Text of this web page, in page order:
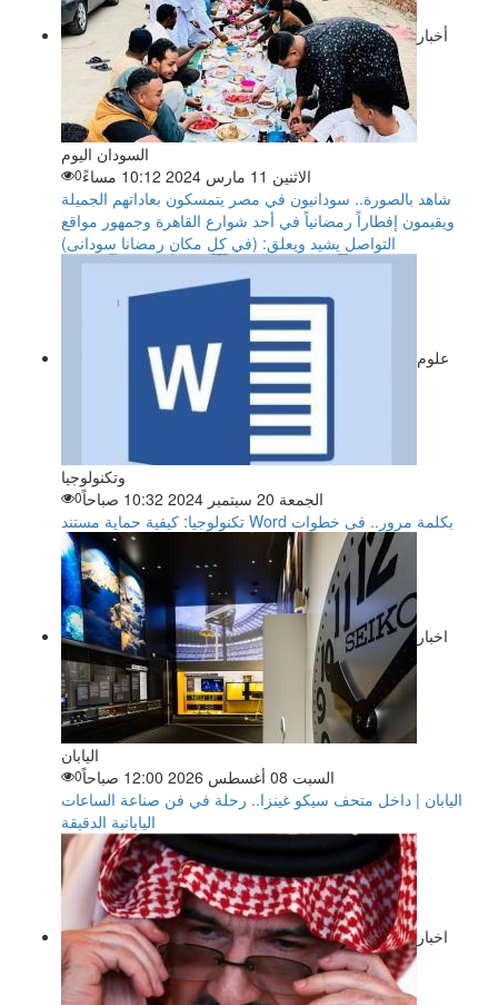
أخبار
السودان اليوم
الاثنين 11 مارس 2024 10:12 مساءً
0
شاهد بالصورة.. سودانيون في مصر يتمسكون بعاداتهم الجميلة
ويقيمون إفطاراً رمضانياً في أحد شوارع القاهرة وجمهور مواقع
التواصل يشيد ويعلق: (في كل مكان رمضانا سودانى)
علوم
وتكنولوجيا
الجمعة 20 سبتمبر 2024 10:32 صباحاً
0
تكنولوجيا: كيفية حماية مستند Word بكلمة مرور.. فى خطوات
اخبار
اليابان
السبت 08 أغسطس 2026 12:00 صباحاً
0
اليابان | داخل متحف سيكو غينزا.. رحلة في فن صناعة الساعات
اليابانية الدقيقة
اخبار